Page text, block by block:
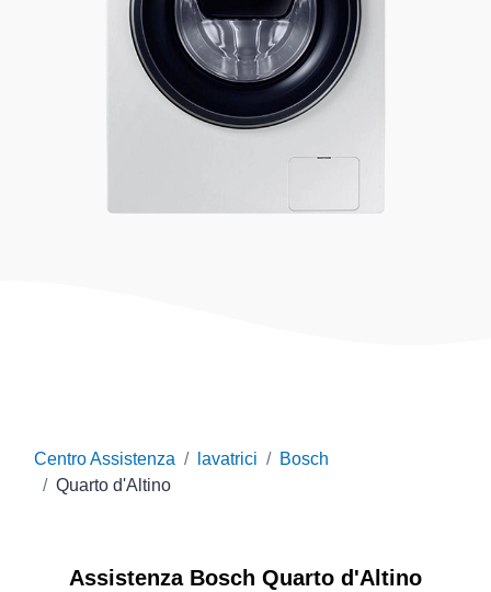
Centro Assistenza lavatrici
Bosch
Quarto d'Altino
Assistenza Bosch Quarto d'Altino